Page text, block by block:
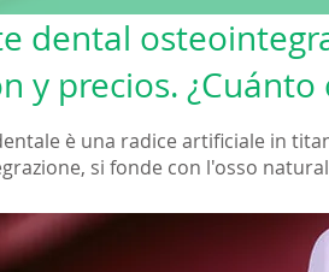
dental
y precios.
è una radice artificiale in
si fonde con l'osso